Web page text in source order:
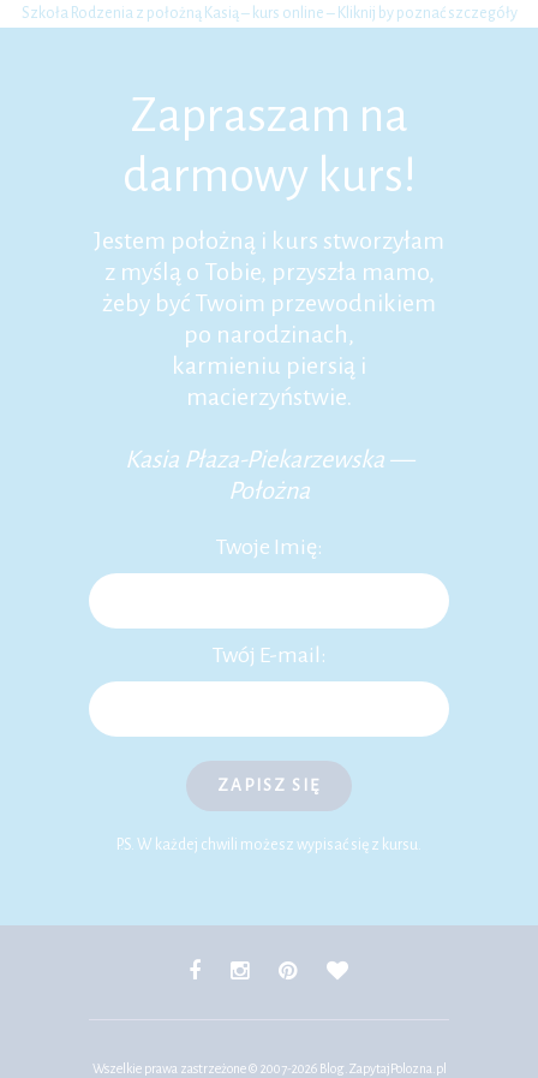
Szkoła Rodzenia z położną Kasią – kurs online – Kliknij by poznać szczegóły
Zapraszam na
darmowy kurs!
Jestem położną i kurs stworzyłam
z myślą o Tobie, przyszła mamo,
żeby być Twoim przewodnikiem
po narodzinach,
karmieniu piersią i
macierzyństwie.
Kasia Płaza-Piekarzewska —
Położna
Twoje Imię:
Twój E-mail:
ZAPISZ SIĘ
P.S. W każdej chwili możesz wypisać się z kursu.
Wszelkie prawa zastrzeżone © 2007-2026 Blog.ZapytajPolozna.pl